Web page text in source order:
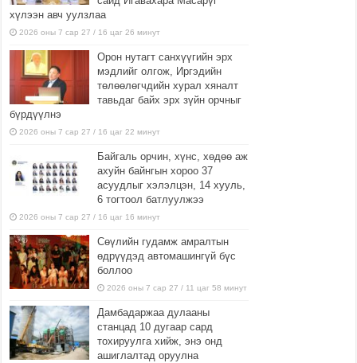
хүлээн авч уулзлаа
2026 оны 7 сар 27 / 16 цаг 26 минут
Орон нутагт санхүүгийн эрх
мэдлийг олгож, Иргэдийн
төлөөлөгчдийн хурал хяналт
тавьдаг байх эрх зүйн орчныг
бүрдүүлнэ
2026 оны 7 сар 27 / 16 цаг 22 минут
Байгаль орчин, хүнс, хөдөө аж
ахуйн байнгын хороо 37
асуудлыг хэлэлцэн, 14 хууль,
6 тогтоол батлуулжээ
2026 оны 7 сар 27 / 16 цаг 16 минут
Сөүлийн гудамж амралтын
өдрүүдэд автомашингүй бүс
боллоо
2026 оны 7 сар 27 / 11 цаг 58 минут
Дамбадаржаа дулааны
станцад 10 дугаар сард
тохируулга хийж, энэ онд
ашиглалтад оруулна